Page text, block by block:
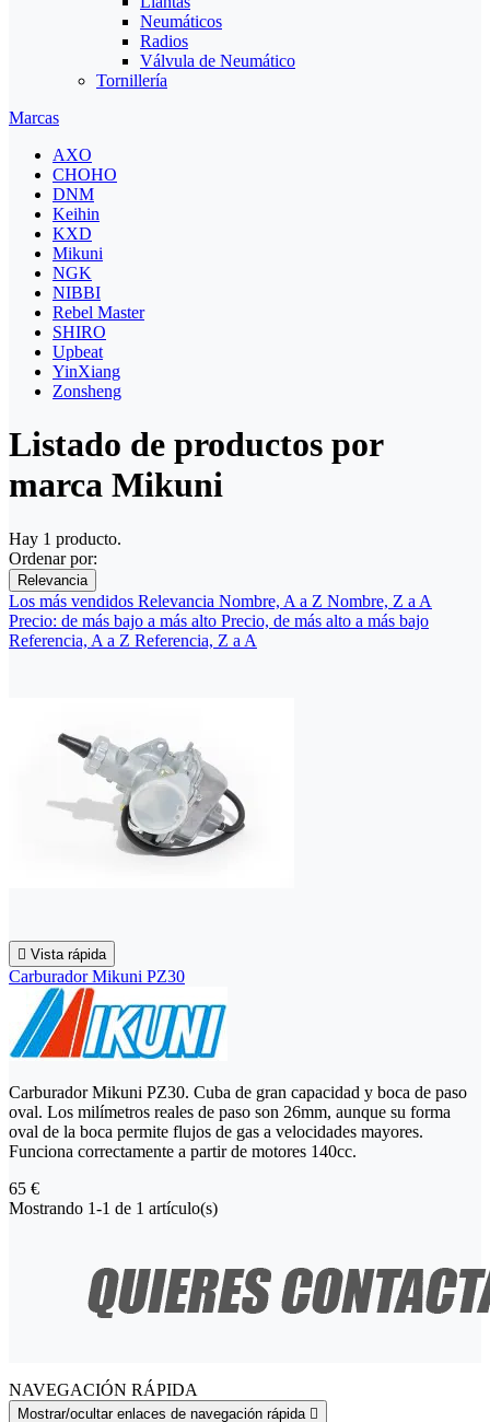
Neumáticos
Radios
Válvula de Neumático
Tornillería
Marcas
AXO
CHOHO
DNM
Keihin
KXD
Mikuni
NGK
NIBBI
Rebel Master
SHIRO
Upbeat
YinXiang
Zonsheng
Listado de productos por
marca Mikuni
Hay 1 producto.
Ordenar por:
Relevancia
Los más vendidos Relevancia Nombre, A a Z Nombre, Z a A
Precio: de más bajo a más alto Precio, de más alto a más bajo
Referencia, A a Z Referencia, Z a A
 Vista rápida
Carburador Mikuni PZ30
Carburador Mikuni PZ30. Cuba de gran capacidad y boca de paso
oval. Los milímetros reales de paso son 26mm, aunque su forma
oval de la boca permite flujos de gas a velocidades mayores.
Funciona correctamente a partir de motores 140cc.
65 €
Mostrando 1-1 de 1 artículo(s)
NAVEGACIÓN RÁPIDA
Mostrar/ocultar enlaces de navegación rápida 